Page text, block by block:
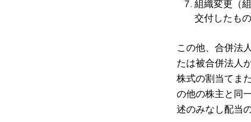
組織変更（
交付したもの
この他、合併法
たは被合併法人
株式の割当てま
の他の株主と同
述のみなし配当